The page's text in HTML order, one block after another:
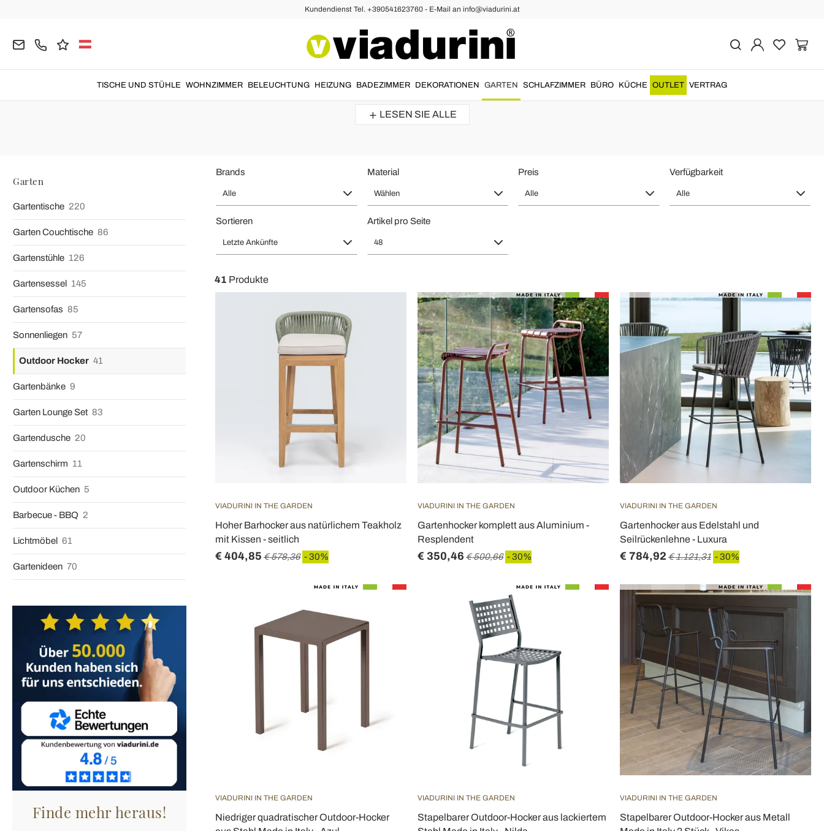
Kundendienst Tel. +390541623760 - E-Mail an info@viadurini.at
TISCHE UND STÜHLE WOHNZIMMER BELEUCHTUNG HEIZUNG BADEZIMMER DEKORATIONEN GARTEN SCHLAFZIMMER BÜRO KÜCHE OUTLET VERTRAG
Gartenhocker um Ihren Outdoor im Modernen Stil zu Dekorieren
aus hochwertigen Materialien, die für modernem Design , um den heimischen Garten mit
einzurichten....
LESEN SIE ALLE
Garten
Gartentische 220
Garten Couchtische 86
Gartenstühle 126
Gartensessel 145
Gartensofas 85
Sonnenliegen 57
Outdoor Hocker 41
Gartenbänke 9
Garten Lounge Set 83
Gartendusche 20
Gartenschirm 11
Outdoor Küchen 5
Barbecue - BBQ 2
Lichtmöbel 61
Gartenideen 70
Finde mehr heraus!
Brands
Alle
Material
Wählen
Preis
Alle
Verfügbarkeit
Alle
Sortieren
Letzte Ankünfte
Artikel pro Seite
48
41 Produkte
VIADURINI IN THE GARDEN
Hoher Barhocker aus natürlichem Teakholz
mit Kissen - seitlich
€ 404,85 € 578,36 - 30%
VIADURINI IN THE GARDEN
Gartenhocker komplett aus Aluminium -
Resplendent
€ 350,46 € 500,66 - 30%
VIADURINI IN THE GARDEN
Gartenhocker aus Edelstahl und
Seilrückenlehne - Luxura
€ 784,92 € 1.121,31 - 30%
VIADURINI IN THE GARDEN
Niedriger quadratischer Outdoor-Hocker
VIADURINI IN THE GARDEN
Stapelbarer Outdoor-Hocker aus lackiertem
VIADURINI IN THE GARDEN
Stapelbarer Outdoor-Hocker aus Metall